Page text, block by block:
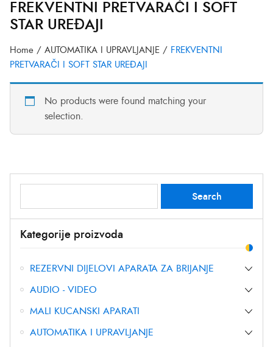
FREKVENTNI PRETVARAČI I SOFT
STAR UREĐAJI
Home / AUTOMATIKA I UPRAVLJANJE / FREKVENTNI
PRETVARAČI I SOFT STAR UREĐAJI
No products were found matching your
selection.
for:
Search
Kategorije proizvoda
REZERVNI DIJELOVI APARATA ZA BRIJANJE
AUDIO - VIDEO
MALI KUCANSKI APARATI
AUTOMATIKA I UPRAVLJANJE